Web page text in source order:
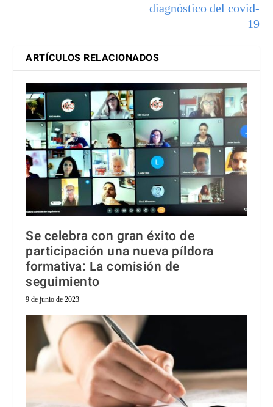
diagnóstico del covid-
19
ARTÍCULOS RELACIONADOS
Se celebra con gran éxito de
participación una nueva píldora
formativa: La comisión de
seguimiento
9 de junio de 2023